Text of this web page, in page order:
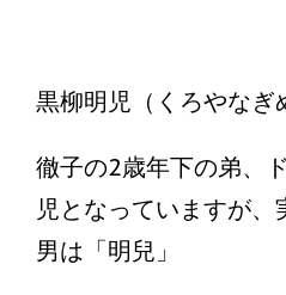
黒柳明児（くろやなぎ
徹子の2歳年下の弟、
児となっていますが
男は「明兒」